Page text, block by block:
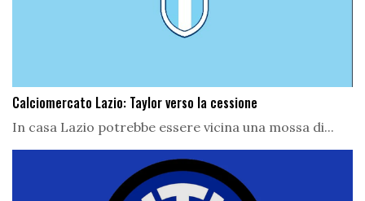
Calciomercato Lazio: Taylor verso la cessione
In casa Lazio potrebbe essere vicina una mossa di...